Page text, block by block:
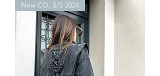
New CO. S/S 2024